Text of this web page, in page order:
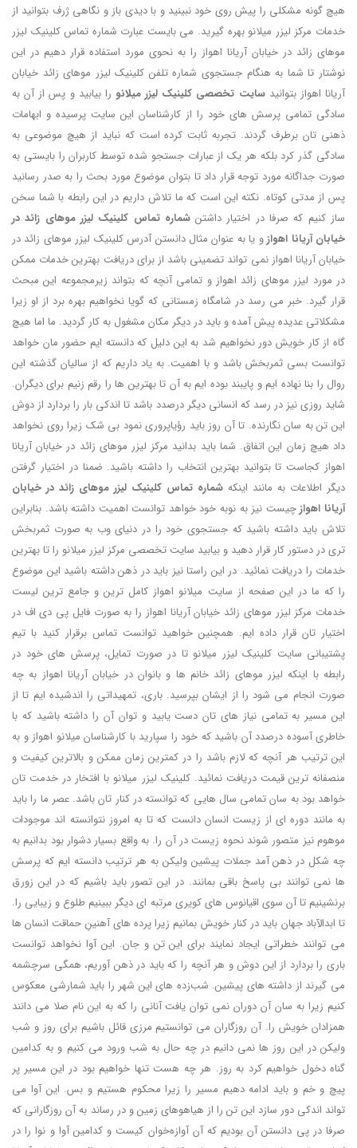
هیچ گونه مشکلی را پیش روی خود نبینید و با دیدی باز و نگاهی ژرف بتوانید از
خدمات مرکز لیزر میلانو بهره گیرید. می بایست عبارت شماره تماس کلینیک لیزر
موهای زائد در خیابان آریانا اهواز را به نحوی مورد استفاده قرار دهیم در این
نوشتار تا شما به هنگام جستجوی شماره تلفن کلینیک لیزر موهای زائد خیابان
آریانا اهواز بتوانیدسایت تخصصی کلینیک لیزر میلانو را بیابید و پس از آن به
سادگی تمامی پرسش های خود را از کارشناسان این سایت پرسیده و ابهامات
ذهنی تان برطرف گردند. تجربه ثابت کرده است که نباید از هیچ موضوعی به
سادگی گذر کرد بلکه هر یک از عبارات جستجو شده توسط کاربران را بایستی به
صورت جداگانه مورد توجه قرار داد تا بتوان موضوع مورد بحث را به صدر رسانید
پس از مدتی کوتاه. نکته این است که ما تلاش داریم در این رابطه با شما سخن
ساز کنیم که صرفا در اختیار داشتنشماره تماس کلینیک لیزر موهای زائد در
خیابان آریانا اهوازو یا به عنوان مثال دانستن آدرس کلینیک لیزر موهای زائد در
خیابان آریانا اهواز نمی تواند تضمینی باشد از برای دریافت بهترین خدمات ممکن
در مورد لیزر موهای زائد اهواز و تمامی آنچه که بتواند زیرمجموعه این مبحث
قرار گیرد. خبر می رسد در شامگاه زمستانی که گویا نخواهیم بهره برد از او زیرا
مشکلاتی عدیده پیش آمده و باید در دیگر مکان مشغول به کار گردید. ما اما هیچ
گاه از کار خویش دور نخواهیم شد به این دلیل که دانسته ایم حضور مان خواهد
توانست بسی ثمربخش باشد و با اهمیت. به یاد داریم که از سالیان گذشته این
روال را بنا نهاده ایم و پایبند بوده ایم به آن تا بهترین ها را رقم زنیم برای دیگران.
شاید روزی نیز در رسد که انسانی دیگر درصدد باشد تا اندکی بار را بردارد از دوش
این تن به سان نگارنده. تا آن روز باید رؤیاپروری نمود بی شک زیرا روی نخواهد
داد هیچ زمان این اتفاق. شما باید بدانید مرکز لیزر موهای زائد در خیابان آریانا
اهواز کجاست تا بتوانید بهترین انتخاب را داشته باشید. ضمنا در اختیار گرفتن
دیگر اطلاعات به مانند اینکه شماره تماس کلینیک لیزر موهای زائد در خیابان
آریانا اهوازچیست نیز به نوبه خود خواهد توانست اهمیت داشته باشد. بنابراین
تلاش باید داشته باشید که جستجوی خود را در دنیای وب به صورت ثمربخش
تری در دستور کار قرار دهید و بیابید سایت تخصصی مرکز لیزر میلانو را تا بهترین
خدمات را دریافت نمائید. در این راستا نیز باید در ذهن داشته باشید این موضوع
را که ما در این صفحه از سایت میلانو اهواز کامل ترین و جامع ترین لیست
خدمات مرکز لیزر موهای زائد خیابان آریانا اهواز را به صورت فایل پی دی اف در
اختیار تان قرار داده ایم. همچنین خواهید توانست تماس برقرار کنید با تیم
پشتیبانی سایت کلینیک لیزر میلانو تا در صورت تمایل، پرسش های خود در
رابطه با اینکه لیزر موهای زائد خانم ها و بانوان در خیابان آریانا اهواز به چه
صورت انجام می شود را از ایشان بپرسید. باری، تمهیداتی را اندشیده ایم تا از
این مسیر به تمامی نیاز های تان دست یابید و توان آن را داشته باشید که با
خاطری آسوده درصدد آن باشید که خود را سپارید با کارشناسان میلانو اهواز و به
این ترتیب هر آنچه که لازم باشد را در کمترین زمان ممکن و بالاترین کیفیت و
منصفانه ترین قیمت دریافت نمائید. کلینیک لیزر میلانو با افتخار در خدمت تان
خواهد بود به سان تمامی سال هایی که توانسته در کنار تان باشد. عصر ما را باید
به مانند دوره ای از زیست انسان دانست که تا به امروز نتوانسته اند موجودات
موهوم نیز متصور شوند نحوه زیست در آن را. به واقع بسیار دشوار بود بدانیم به
چه شکل در ذهن آمد جملات پیشین ولیکن به هر ترتیب دانسته ایم که پرسش
ها نمی توانند بی پاسخ باقی بمانند. در این تصور باید باشیم که در این زورق
برنشینیم تا آن سوی اقیانوس های کویری مرتبه ای دیگر ببینیم طلوع و زیبایی را.
تا ابدالآباد جهان باید در کنار خویش بمانیم زیرا پرده های آهنینِ حماقت انسان ها
می توانند خطراتی ایجاد نمایند برای این تن و جان. این آوا نخواهد توانست
باری را بردارد از این دوش و هر آنچه را که باید در ذهن آوریم، همگی سرچشمه
می گیرند از داشته های پیشین. شب‌زده های این شهر را باید شمارشی معکوس
کنیم زیرا به سان آن دوران نمی توان یافت آنانی را که به این نام صلا می دانند
همزادان خویش را. آن روزگاران می توانستیم مرزی قائل باشیم برای روز و شب
ولیکن در این روز ها نمی دانیم در چه حال به شب ورود می کنیم و به کدامین
گناه دخول خواهیم کرد به روز. هر چه هست تنها خواهیم بود در این مسیر پر
پیچ و خم و باید ادامه دهیم مسیر را زیرا محکوم هستیم و بس. این آوا می
تواند اندکی دور سازد این تن را از هیاهوهای زمین و در رساند به آن روزگارانی که
صرفا در پی دانستن آن بودیم که آن آوازه‌خوان کیست و کدامین آوا و نوا را در